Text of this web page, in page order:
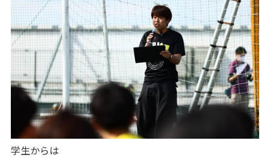
学生からは